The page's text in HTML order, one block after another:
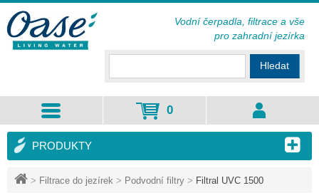
> Filtrace do jezírek > Podvodní filtry > Filtral UVC 1500
PRODUKTY
Hledat
0
Vodní čerpadla, filtrace a vše
pro zahradní jezírka